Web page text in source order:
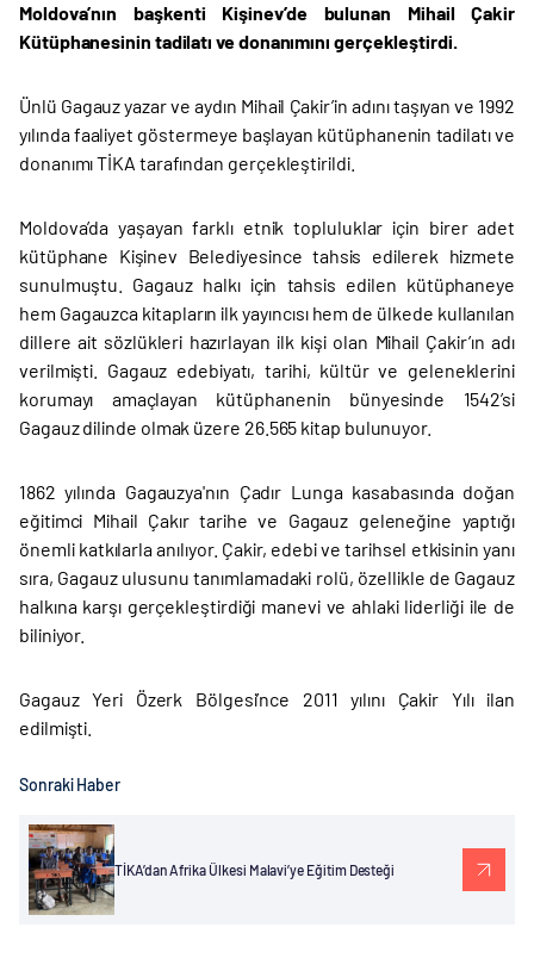
Moldova’nın başkenti Kişinev’de bulunan Mihail Çakir
Kütüphanesinin tadilatı ve donanımını gerçekleştirdi.
Ünlü Gagauz yazar ve aydın Mihail Çakir’in adını taşıyan ve 1992
yılında faaliyet göstermeye başlayan kütüphanenin tadilatı ve
donanımı TİKA tarafından gerçekleştirildi.
Moldova’da yaşayan farklı etnik topluluklar için birer adet
kütüphane Kişinev Belediyesince tahsis edilerek hizmete
sunulmuştu. Gagauz halkı için tahsis edilen kütüphaneye
hem Gagauzca kitapların ilk yayıncısı hem de ülkede kullanılan
dillere ait sözlükleri hazırlayan ilk kişi olan Mihail Çakir’ın adı
verilmişti. Gagauz edebiyatı, tarihi, kültür ve geleneklerini
korumayı amaçlayan kütüphanenin bünyesinde 1542’si
Gagauz dilinde olmak üzere 26.565 kitap bulunuyor.
1862 yılında Gagauzya'nın Çadır Lunga kasabasında doğan
eğitimci Mihail Çakır tarihe ve Gagauz geleneğine yaptığı
önemli katkılarla anılıyor. Çakir, edebi ve tarihsel etkisinin yanı
sıra, Gagauz ulusunu tanımlamadaki rolü, özellikle de Gagauz
halkına karşı gerçekleştirdiği manevi ve ahlaki liderliği ile de
biliniyor.
Gagauz Yeri Özerk Bölgesi’nce 2011 yılını Çakir Yılı ilan
edilmişti.
Sonraki Haber
TİKA’dan Afrika Ülkesi Malavi’ye Eğitim Desteği